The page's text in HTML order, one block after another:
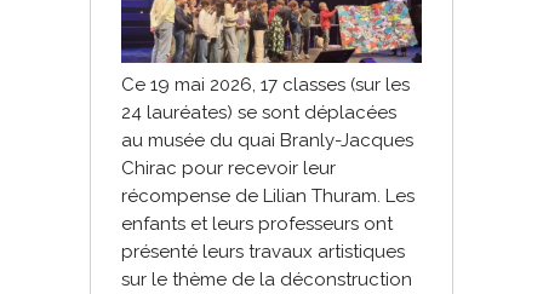
Ce 19 mai 2026, 17 classes (sur les
24 lauréates) se sont déplacées
au musée du quai Branly-Jacques
Chirac pour recevoir leur
récompense de Lilian Thuram. Les
enfants et leurs professeurs ont
présenté leurs travaux artistiques
sur le thème de la déconstruction